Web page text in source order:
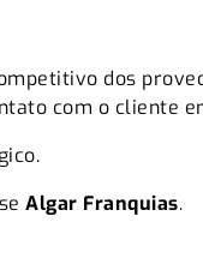
dos
com o cliente
Algar Franquias.